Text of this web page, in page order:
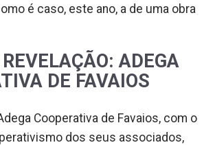
é caso, este ano, a de uma obra
ADEGA
DE FAVAIOS
Cooperativa de Favaios, com o
dos seus associados,